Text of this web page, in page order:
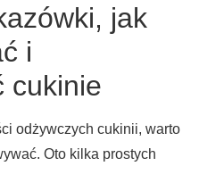
jak
i
cukinie
odżywczych cukinii, warto
Oto kilka prostych